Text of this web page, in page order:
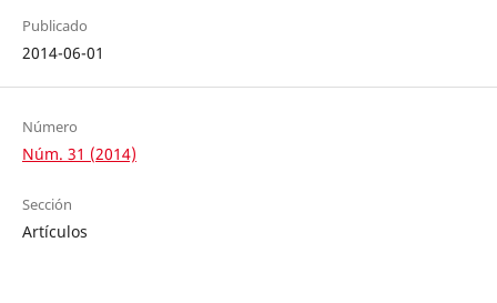
Publicado
2014-06-01
Número
Núm. 31 (2014)
Sección
Artículos